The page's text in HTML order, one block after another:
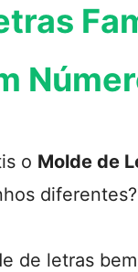
o Molde de
de letras